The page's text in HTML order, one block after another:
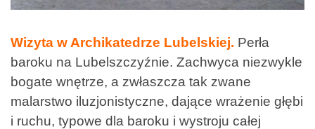
Wizyta w Archikatedrze Lubelskiej. Perła
baroku na Lubelszczyźnie. Zachwyca niezwykle
bogate wnętrze, a zwłaszcza tak zwane
malarstwo iluzjonistyczne, dające wrażenie głębi
i ruchu, typowe dla baroku i wystroju całej